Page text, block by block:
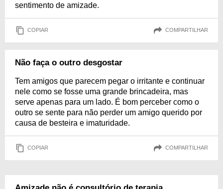
sentimento de amizade.
COPIAR COMPARTILHAR
Não faça o outro desgostar
Tem amigos que parecem pegar o irritante e continuar
nele como se fosse uma grande brincadeira, mas
serve apenas para um lado. É bom perceber como o
outro se sente para não perder um amigo querido por
causa de besteira e imaturidade.
COPIAR COMPARTILHAR